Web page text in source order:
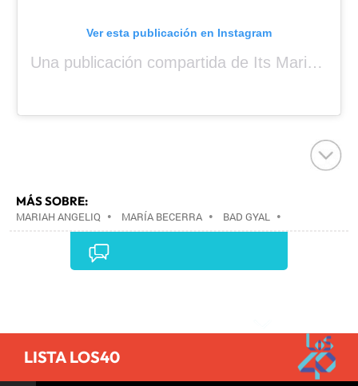
Ver esta publicación en Instagram
Una publicación compartida de Its Mariah Baby (@mariahangeliq)
MÁS SOBRE:
MARIAH ANGELIQ • MARÍA BECERRA • BAD GYAL •
LISTA LOS40